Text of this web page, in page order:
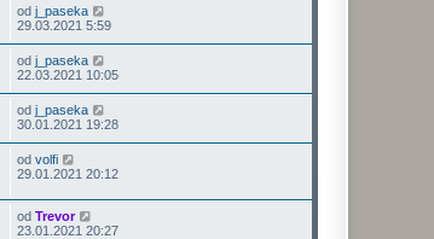
od j_paseka
29.03.2021 5:59
od j_paseka
22.03.2021 10:05
od j_paseka
30.01.2021 19:28
od volfi
29.01.2021 20:12
od Trevor
23.01.2021 20:27